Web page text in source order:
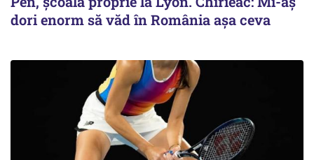
dori enorm să văd în România aşa ceva